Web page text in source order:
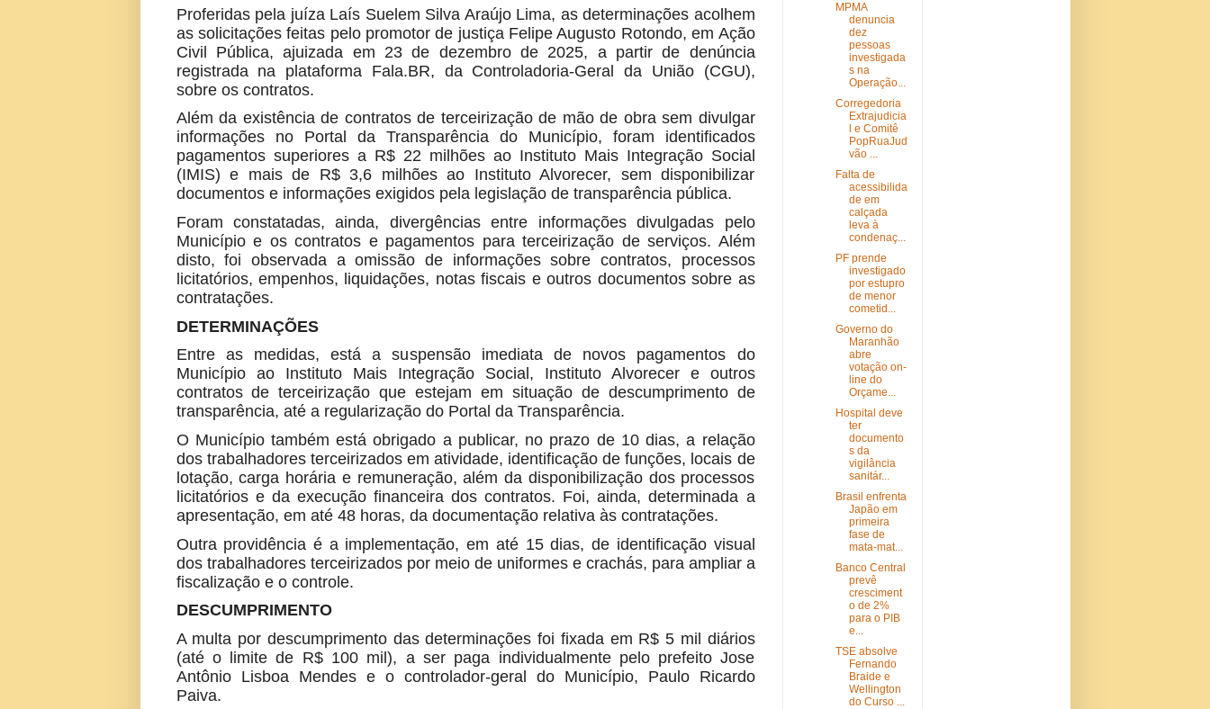
Proferidas pela juíza Laís Suelem Silva Araújo Lima, as determinações acolhem
as solicitações feitas pelo promotor de justiça Felipe Augusto Rotondo, em Ação
Civil Pública, ajuizada em 23 de dezembro de 2025, a partir de denúncia
registrada na plataforma Fala.BR, da Controladoria-Geral da União (CGU),
sobre os contratos.
Além da existência de contratos de terceirização de mão de obra sem divulgar
informações no Portal da Transparência do Município, foram identificados
pagamentos superiores a R$ 22 milhões ao Instituto Mais Integração Social
(IMIS) e mais de R$ 3,6 milhões ao Instituto Alvorecer, sem disponibilizar
documentos e informações exigidos pela legislação de transparência pública.
Foram constatadas, ainda, divergências entre informações divulgadas pelo
Município e os contratos e pagamentos para terceirização de serviços. Além
disto, foi observada a omissão de informações sobre contratos, processos
licitatórios, empenhos, liquidações, notas fiscais e outros documentos sobre as
contratações.
DETERMINAÇÕES
Entre as medidas, está a suspensão imediata de novos pagamentos do
Município ao Instituto Mais Integração Social, Instituto Alvorecer e outros
contratos de terceirização que estejam em situação de descumprimento de
transparência, até a regularização do Portal da Transparência.
O Município também está obrigado a publicar, no prazo de 10 dias, a relação
dos trabalhadores terceirizados em atividade, identificação de funções, locais de
lotação, carga horária e remuneração, além da disponibilização dos processos
licitatórios e da execução financeira dos contratos. Foi, ainda, determinada a
apresentação, em até 48 horas, da documentação relativa às contratações.
Outra providência é a implementação, em até 15 dias, de identificação visual
dos trabalhadores terceirizados por meio de uniformes e crachás, para ampliar a
fiscalização e o controle.
DESCUMPRIMENTO
A multa por descumprimento das determinações foi fixada em R$ 5 mil diários
(até o limite de R$ 100 mil), a ser paga individualmente pelo prefeito Jose
Antônio Lisboa Mendes e o controlador-geral do Município, Paulo Ricardo
Paiva.
MPMA
denuncia
dez
pessoas
investigada
s na
Operação...
Corregedoria
Extrajudicia
l e Comitê
PopRuaJud
vão ...
Falta de
acessibilida
de em
calçada
leva à
condenaç...
PF prende
investigado
por estupro
de menor
cometid...
Governo do
Maranhão
abre
votação on-
line do
Orçame...
Hospital deve
ter
documento
s da
vigilância
sanitár...
Brasil enfrenta
Japão em
primeira
fase de
mata-mat...
Banco Central
prevê
cresciment
o de 2%
para o PIB
e...
TSE absolve
Fernando
Braide e
Wellington
do Curso ...